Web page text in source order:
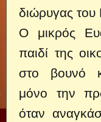
διώρυγας
Ο μικρός
παιδί της
στο βουνό
μόνο την
όταν